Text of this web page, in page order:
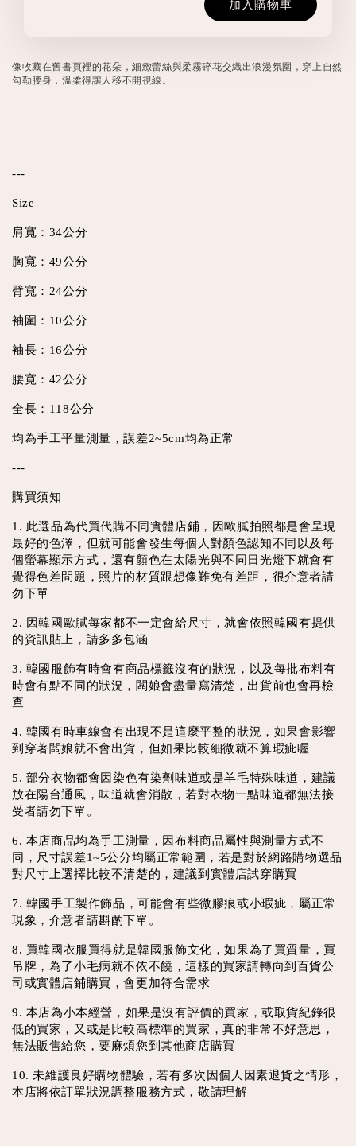
加入購物車
像收藏在舊書頁裡的花朵，細緻蕾絲與柔霧碎花交織出浪漫氛圍，穿上自然
勾勒腰身，溫柔得讓人移不開視線。
---
Size
肩寬：34公分
胸寬：49公分
臂寬：24公分
袖圍：10公分
袖長：16公分
腰寬：42公分
全長：118公分
均為手工平量測量，誤差2~5cm均為正常
---
購買須知
1. 此選品為代買代購不同實體店鋪，因歐膩拍照都是會呈現
最好的色澤，但就可能會發生每個人對顏色認知不同以及每
個螢幕顯示方式，還有顏色在太陽光與不同日光燈下就會有
覺得色差問題，照片的材質跟想像難免有差距，很介意者請
勿下單
2. 因韓國歐膩每家都不一定會給尺寸，就會依照韓國有提供
的資訊貼上，請多多包涵
3. 韓國服飾有時會有商品標籤沒有的狀況，以及每批布料有
時會有點不同的狀況，闆娘會盡量寫清楚，出貨前也會再檢
查
4. 韓國有時車線會有出現不是這麼平整的狀況，如果會影響
到穿著闆娘就不會出貨，但如果比較細微就不算瑕疵喔
5. 部分衣物都會因染色有染劑味道或是羊毛特殊味道，建議
放在陽台通風，味道就會消散，若對衣物一點味道都無法接
受者請勿下單。
6. 本店商品均為手工測量，因布料商品屬性與測量方式不
同，尺寸誤差1~5公分均屬正常範圍，若是對於網路購物選品
對尺寸上選擇比較不清楚的，建議到實體店試穿購買
7. 韓國手工製作飾品，可能會有些微膠痕或小瑕疵，屬正常
現象，介意者請斟酌下單。
8. 買韓國衣服買得就是韓國服飾文化，如果為了買質量，買
吊牌，為了小毛病就不依不饒，這樣的買家請轉向到百貨公
司或實體店鋪購買，會更加符合需求
9. 本店為小本經營，如果是沒有評價的買家，或取貨紀錄很
低的買家，又或是比較高標準的買家，真的非常不好意思，
無法販售給您，要麻煩您到其他商店購買
10. 未維護良好購物體驗，若有多次因個人因素退貨之情形，
本店將依訂單狀況調整服務方式，敬請理解